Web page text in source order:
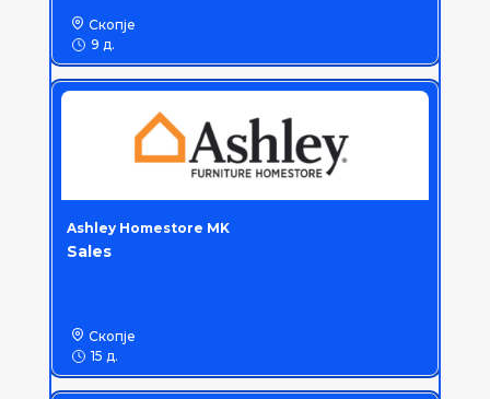
Скопје
9 д.
Ashley Homestore MK
Sales
Скопје
15 д.